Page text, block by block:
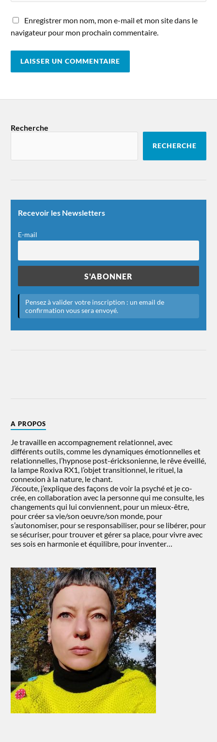
Enregistrer mon nom, mon e-mail et mon site dans le
navigateur pour mon prochain commentaire.
Recherche
RECHERCHE
Recevoir les Newsletters
E-mail
A PROPOS
Je travaille en accompagnement relationnel, avec
différents outils, comme les dynamiques émotionnelles et
relationnelles, l’hypnose post-éricksonienne, le rêve éveillé,
la lampe Roxiva RX1, l’objet transitionnel, le rituel, la
connexion à la nature, le chant.
J’écoute, j’explique des façons de voir la psyché et je co-
crée, en collaboration avec la personne qui me consulte, les
changements qui lui conviennent, pour un mieux-être,
pour créer sa vie/son oeuvre/son monde, pour
s’autonomiser, pour se responsabiliser, pour se libérer, pour
se sécuriser, pour trouver et gérer sa place, pour vivre avec
ses sois en harmonie et équilibre, pour inventer…